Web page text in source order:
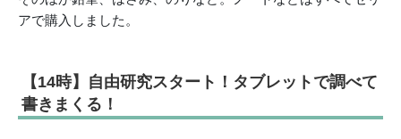
アで購入しました。
【14時】自由研究スタート！タブレットで調べて
書きまくる！